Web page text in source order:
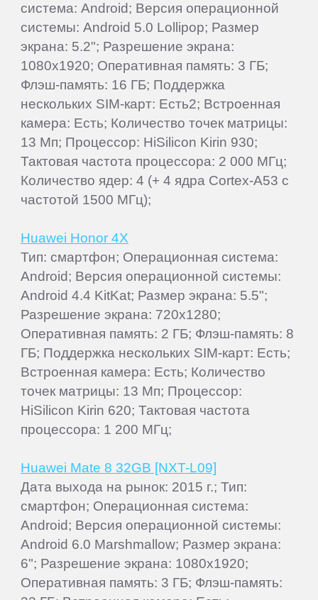
система: Android; Версия операционной
системы: Android 5.0 Lollipop; Размер
экрана: 5.2"; Разрешение экрана:
1080x1920; Оперативная память: 3 ГБ;
Флэш-память: 16 ГБ; Поддержка
нескольких SIM-карт: Есть2; Встроенная
камера: Есть; Количество точек матрицы:
13 Мп; Процессор: HiSilicon Kirin 930;
Тактовая частота процессора: 2 000 МГц;
Количество ядер: 4 (+ 4 ядра Cortex-A53 с
частотой 1500 МГц);
Huawei Honor 4X
Тип: смартфон; Операционная система:
Android; Версия операционной системы:
Android 4.4 KitKat; Размер экрана: 5.5";
Разрешение экрана: 720x1280;
Оперативная память: 2 ГБ; Флэш-память: 8
ГБ; Поддержка нескольких SIM-карт: Есть;
Встроенная камера: Есть; Количество
точек матрицы: 13 Мп; Процессор:
HiSilicon Kirin 620; Тактовая частота
процессора: 1 200 МГц;
Huawei Mate 8 32GB [NXT-L09]
Дата выхода на рынок: 2015 г.; Тип:
смартфон; Операционная система:
Android; Версия операционной системы:
Android 6.0 Marshmallow; Размер экрана:
6"; Разрешение экрана: 1080x1920;
Оперативная память: 3 ГБ; Флэш-память: